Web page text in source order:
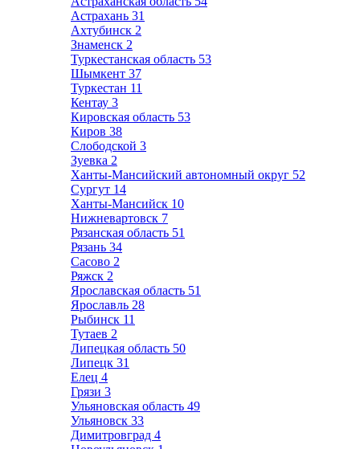
Астрахань 31
Ахтубинск 2
Знаменск 2
Туркестанская область 53
Шымкент 37
Туркестан 11
Кентау 3
Кировская область 53
Киров 38
Слободской 3
Зуевка 2
Ханты-Мансийский автономный округ 52
Сургут 14
Ханты-Мансийск 10
Нижневартовск 7
Рязанская область 51
Рязань 34
Сасово 2
Ряжск 2
Ярославская область 51
Ярославль 28
Рыбинск 11
Тутаев 2
Липецкая область 50
Липецк 31
Елец 4
Грязи 3
Ульяновская область 49
Ульяновск 33
Димитровград 4